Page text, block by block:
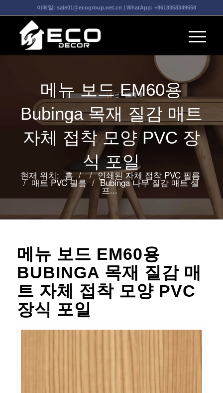
이메일: sale01@ecogroup.net.cn | WhatApp: +8618358349658
메뉴 보드 EM60용
Bubinga 목재 질감 매트
자체 접착 모양 PVC 장
식 포일
현재 위치: 홈 / / 인쇄된 자체 접착 PVC 필름
/ 매트 PVC 필름 / Bubinga 나무 질감 매트 셀
프...
메뉴 보드 EM60용
BUBINGA 목재 질감 매
트 자체 접착 모양 PVC
장식 포일